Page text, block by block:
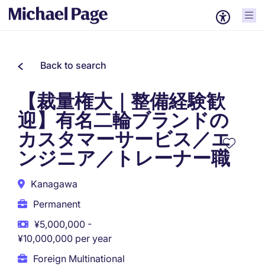
Back to search
【裁量権大｜整備経験歓
迎】有名二輪ブランドの
カスタマーサービス／エ
ンジニア／トレーナー職
Kanagawa
Permanent
¥5,000,000 -
¥10,000,000 per year
Foreign Multinational